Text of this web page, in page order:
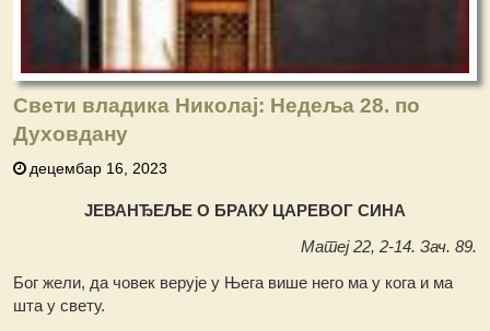
Свети владика Николај: Недеља 28. по
Духовдану
децембар 16, 2023
ЈЕВАНЂЕЉЕ О БРАКУ ЦАРЕВОГ СИНА
Матеј 22, 2-14. Зач. 89.
Бог жели, да човек верује у Њега више него ма у кога и ма
шта у свету.